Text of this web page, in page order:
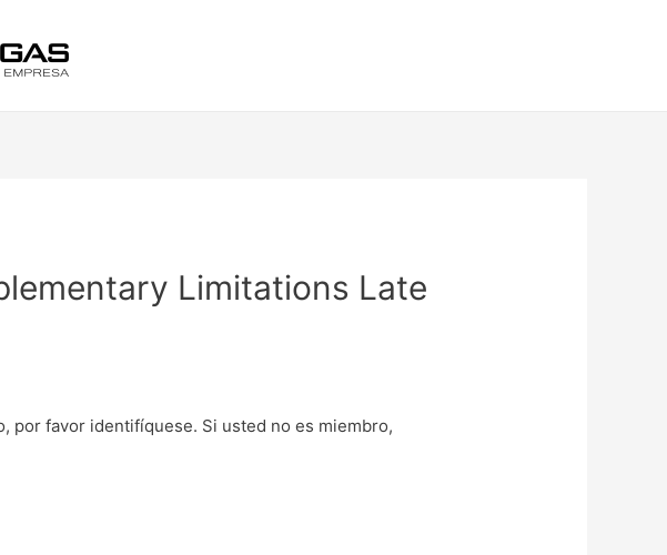
Limitations Late
por favor identifíquese. Si usted no es miembro,